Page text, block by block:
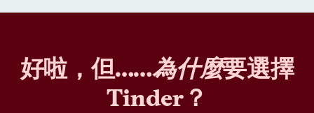
好啦，但……為什麼要選擇
Tinder？